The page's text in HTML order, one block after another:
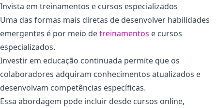
Invista em treinamentos e cursos especializados
Uma das formas mais diretas de desenvolver habilidades
emergentes é por meio detreinamentos e cursos
especializados.
Investir em educação continuada permite que os
colaboradores adquiram conhecimentos atualizados e
desenvolvam competências específicas.
Essa abordagem pode incluir desde cursos online,